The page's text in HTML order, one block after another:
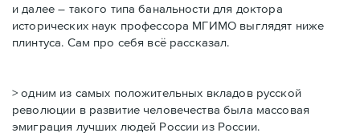
и далее – такого типа банальности для доктора
исторических наук профессора МГИМО выглядят ниже
плинтуса. Сам про себя всё рассказал.
> одним из самых положительных вкладов русской
революции в развитие человечества была массовая
эмиграция лучших людей России из России.